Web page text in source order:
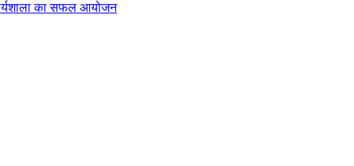
का सफल आयोजन